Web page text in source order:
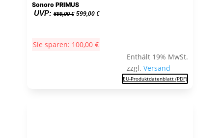
Sonoro PRIMUS
UVP: 699,00€ Ursprünglicher
699,00 €
599,00 €Aktueller
Sie sparen: 100,00 €
Enthält 19% MwSt.
zzgl.Versand
EU-Produktdatenblatt (PDF)